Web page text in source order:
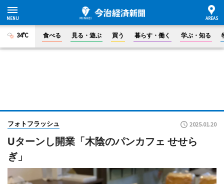
34°C 食べる 見る・遊ぶ 買う 暮らす・働く 学ぶ・知る
フォトフラッシュ 2025.01.20
Uターンし開業「木陰のパンカフェ せせら
ぎ」